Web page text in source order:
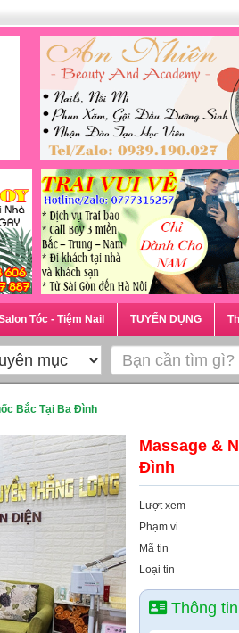
Tóc - Tiệm Nail TUYỂN DỤNG
Bắc Tại Ba Đình
Massage &
Đình
Lượt xem
Phạm vi
Mã tin
Loại tin
Thông